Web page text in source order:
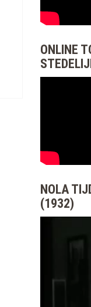
ONLINE
NOLA
(1932)